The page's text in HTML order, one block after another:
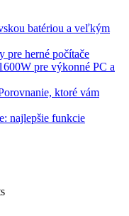
batériou a veľkým
pre herné počítače
pre výkonné PC a
ktoré vám
najlepšie funkcie